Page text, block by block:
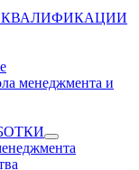
менеджмента и